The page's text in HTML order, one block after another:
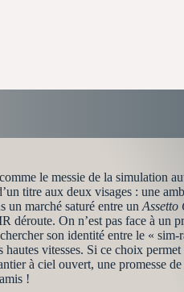
le messie de la simulation
titre aux deux visages : une
un marché saturé entre un Assetto
déroute. On n’est pas face à un
son identité entre le «
vitesses. Si ce choix
à ciel ouvert, une promesse
!